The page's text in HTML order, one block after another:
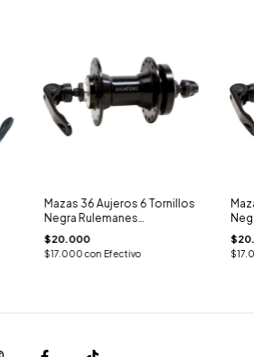
Mazas 36 Aujeros 6 Tornillos
Negra Rulemanes
(Delantera)
$20.000
$17.000con Efectivo